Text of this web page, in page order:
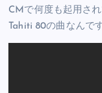
CMで何度も起用さ
Tahiti 80の曲なんで